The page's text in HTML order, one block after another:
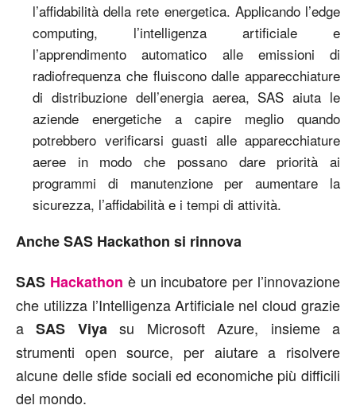
l’affidabilità della rete energetica. Applicando l’edge
computing, l’intelligenza artificiale e
l’apprendimento automatico alle emissioni di
radiofrequenza che fluiscono dalle apparecchiature
di distribuzione dell’energia aerea, SAS aiuta le
aziende energetiche a capire meglio quando
potrebbero verificarsi guasti alle apparecchiature
aeree in modo che possano dare priorità ai
programmi di manutenzione per aumentare la
sicurezza, l’affidabilità e i tempi di attività.
Anche SAS Hackathon si rinnova
SAS Hackathon è un incubatore per l’innovazione
che utilizza l’Intelligenza Artificiale nel cloud grazie
aSAS Viya su Microsoft Azure, insieme a
strumenti open source, per aiutare a risolvere
alcune delle sfide sociali ed economiche più difficili
del mondo.